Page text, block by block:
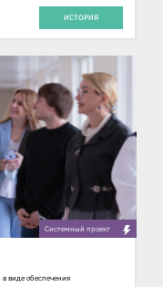
ИСТОРИЯ
Cистемный проект
виде обеспечения